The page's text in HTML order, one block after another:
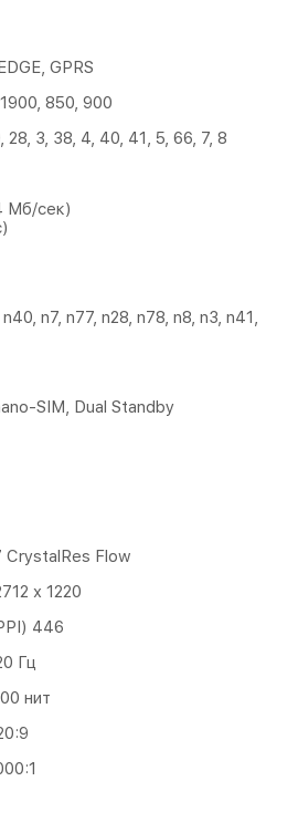
GPRS
850, 900
3, 38, 4, 40, 41, 5, 66, 7, 8
Мб/сек)
n7, n77, n28, n78, n8, n3, n41,
SIM, Dual Standby
CrystalRes Flow
x 1220
446
Гц
нит